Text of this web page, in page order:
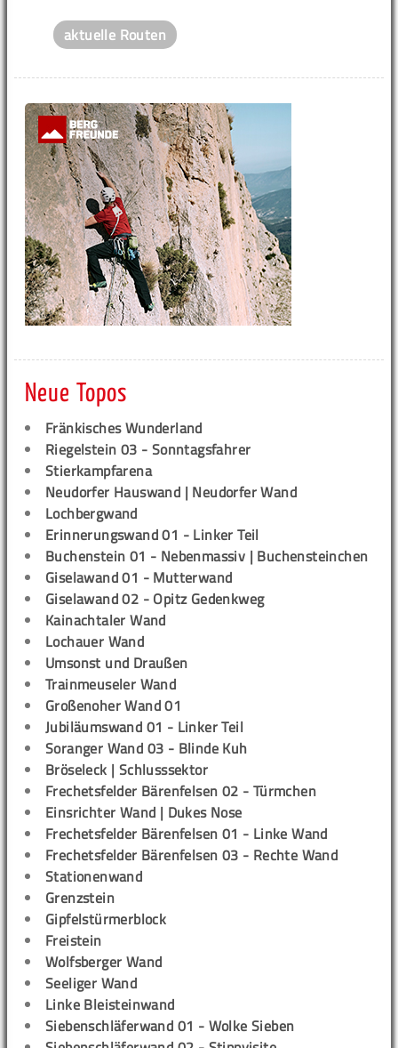
aktuelle Routen
Neue Topos
Fränkisches Wunderland
Riegelstein 03 - Sonntagsfahrer
Stierkampfarena
Neudorfer Hauswand | Neudorfer Wand
Lochbergwand
Erinnerungswand 01 - Linker Teil
Buchenstein 01 - Nebenmassiv | Buchensteinchen
Giselawand 01 - Mutterwand
Giselawand 02 - Opitz Gedenkweg
Kainachtaler Wand
Lochauer Wand
Umsonst und Draußen
Trainmeuseler Wand
Großenoher Wand 01
Jubiläumswand 01 - Linker Teil
Soranger Wand 03 - Blinde Kuh
Bröseleck | Schlusssektor
Frechetsfelder Bärenfelsen 02 - Türmchen
Einsrichter Wand | Dukes Nose
Frechetsfelder Bärenfelsen 01 - Linke Wand
Frechetsfelder Bärenfelsen 03 - Rechte Wand
Stationenwand
Grenzstein
Gipfelstürmerblock
Freistein
Wolfsberger Wand
Seeliger Wand
Linke Bleisteinwand
Siebenschläferwand 01 - Wolke Sieben